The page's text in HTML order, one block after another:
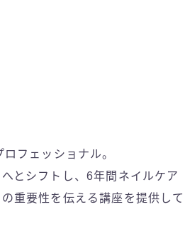
フェッショナル。
とシフトし、6年間ネイルケア
重要性を伝える講座を提供して